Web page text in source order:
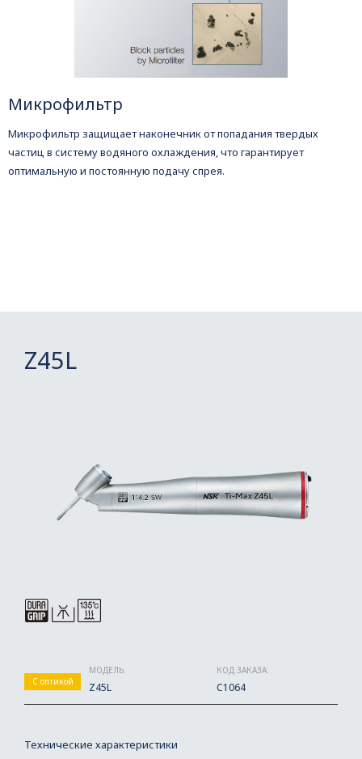
Микрофильтр
Микрофильтр защищает наконечник от попадания твердых
частиц в систему водяного охлаждения, что гарантирует
оптимальную и постоянную подачу спрея.
Z45L
С оптикой
МОДЕЛЬ:
Z45L
КОД ЗАКАЗА:
C1064
Технические характеристики